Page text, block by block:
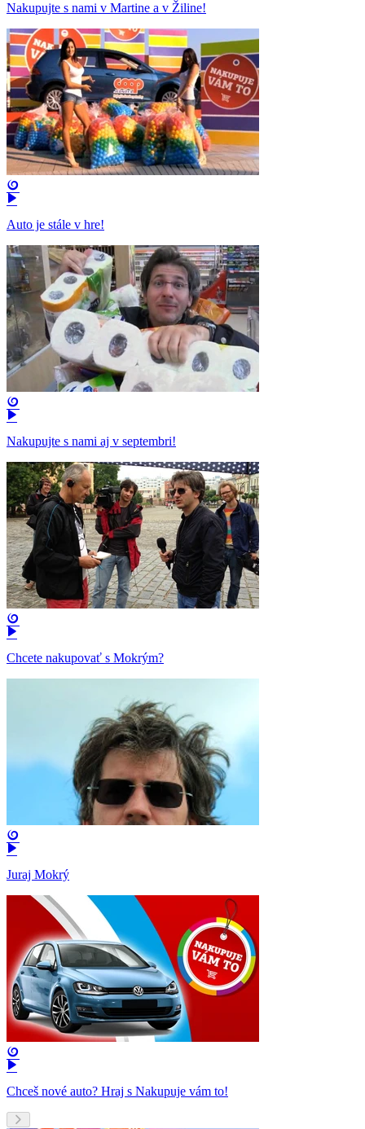
Nakupujte s nami v Martine a v Žiline!
Auto je stále v hre!
Nakupujte s nami aj v septembri!
Chcete nakupovať s Mokrým?
Juraj Mokrý
Chceš nové auto? Hraj s Nakupuje vám to!